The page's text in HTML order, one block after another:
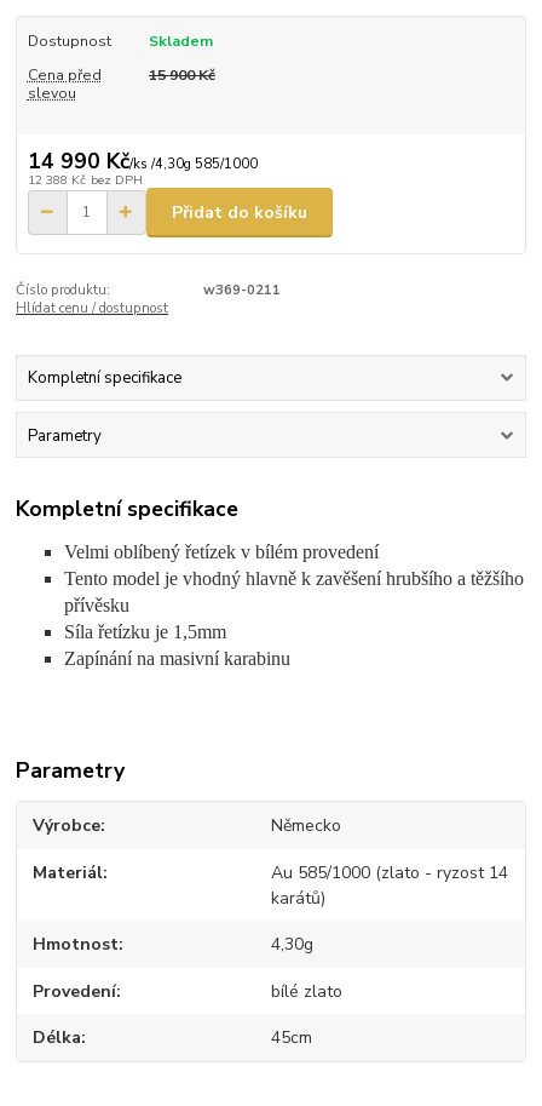
Dostupnost
Skladem
Cena před
slevou
15 900 Kč
14 990 Kč/ks /4,30g 585/1000
12 388 Kč bez DPH
Přidat do košíku
Číslo produktu:
w369-0211
Hlídat cenu / dostupnost
Kompletní specifikace
Parametry
Kompletní specifikace
Velmi oblíbený řetízek v bílém provedení
Tento model je vhodný hlavně k zavěšení hrubšího a těžšího
přívěsku
Síla řetízku je 1,5mm
Zapínání na masivní karabinu
Parametry
Výrobce Německo
Materiál
Au 585/1000 (zlato - ryzost 14
karátů)
Hmotnost 4,30g
Provedení bílé zlato
Délka 45cm